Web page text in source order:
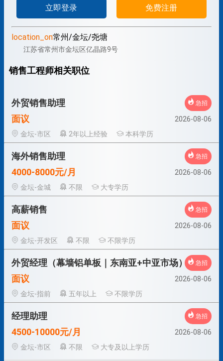
立即登录 免费注册
location_on常州/金坛/尧塘
江苏省常州市金坛区亿晶路9号
销售工程师相关职位
外贸销售助理 急招
面议
2026-08-06
金坛-市区
2年以上经验 本科学历
海外销售助理 急招
4000-8000元/月
2026-08-06
金坛-金城
不限 大专学历
高薪销售 急招
面议
2026-08-06
金坛-开发区
不限 不限学历
外贸经理（幕墙铝单板｜东南亚+中亚市场） 急招
面议
2026-08-06
金坛-指前
五年以上 不限学历
经理助理 急招
4500-10000元/月
2026-08-06
金坛-市区
不限 大专及以上学历